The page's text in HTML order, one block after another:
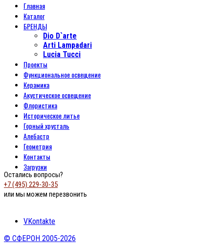
Главная
Каталог
БРЕНДЫ
Dio D`arte
Arti Lampadari
Lucia Tucci
Проекты
Функциональное освещение
Керамика
Акустическое освещение
Флористика
Историческое литье
Горный хрусталь
Алебастр
Геометрия
Контакты
Загрузки
Остались вопросы?
+7 (495) 229-30-35
или мы можем перезвонить
VKontakte
© СФЕРОН 2005-2026